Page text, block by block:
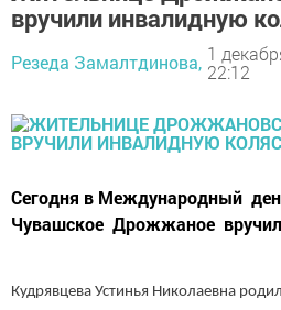
вручили инвалидную
Резеда Замалтдинова, 1
22:12
Сегодня в Международный
Чувашское Дрожжаное
Кудрявцева Устинья Николаевна